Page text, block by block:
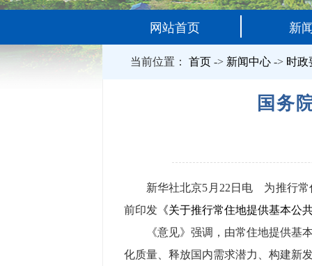
网站首页 新
当前位置： 首页-> 新闻中心-> 时政
国务
新华社北京5月22日电 为推行常
前印发《关于推行常住地提供基本公
《意见》强调，由常住地提供
化质量、释放国内需求潜力、构建新